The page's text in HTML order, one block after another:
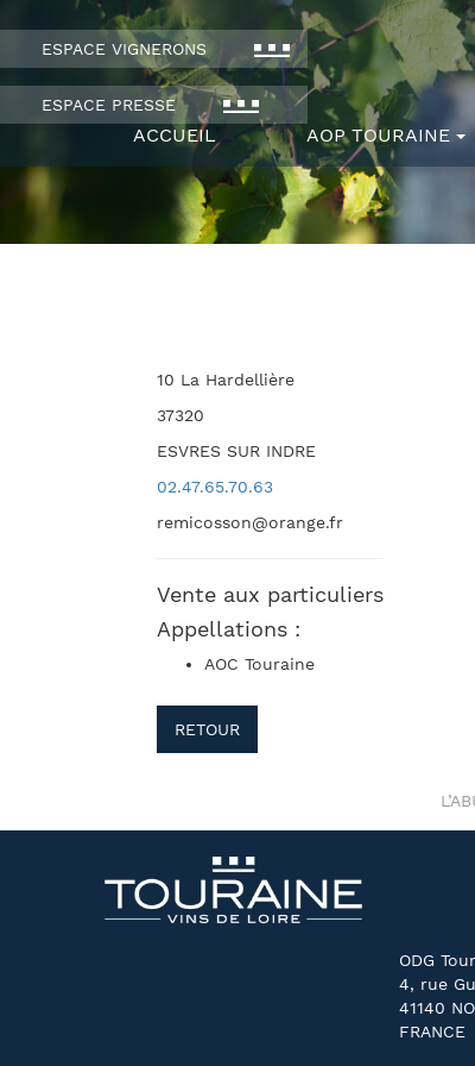
ESPACE VIGNERONS
ESPACE PRESSE
ACCUEIL AOP TOURAINE
10 La Hardellière
37320
ESVRES SUR INDRE
02.47.65.70.63
remicosson@orange.fr
Vente aux particuliers
Appellations :
AOC Touraine
RETOUR
ODG
4, rue
41140
FRANCE